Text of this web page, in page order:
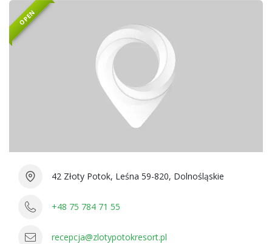
OPEN
42 Złoty Potok, Leśna 59-820, Dolnośląskie
+48 75 784 71 55
recepcja@zlotypotokresort.pl